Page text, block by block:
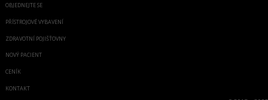
OBJEDNEJTE SE
PŘÍSTROJOVÉ VYBAVENÍ
ZDRAVOTNÍ POJIŠŤOVNY
NOVÝ PACIENT
CENÍK
KONTAKT